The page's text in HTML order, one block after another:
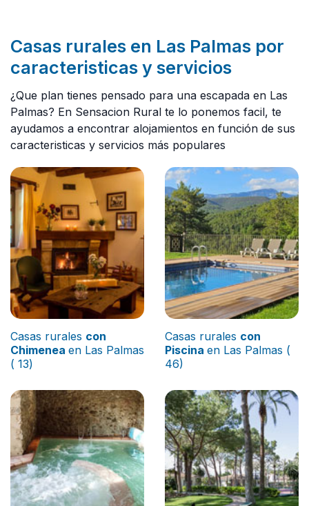
Casas rurales en Las Palmas por
caracteristicas y servicios
¿Que plan tienes pensado para una escapada en Las
Palmas? En Sensacion Rural te lo ponemos facil, te
ayudamos a encontrar alojamientos en función de sus
caracteristicas y servicios más populares
Casas rurales con
Chimenea en Las Palmas
( 13)
Casas rurales con
Piscina en Las Palmas (
46)